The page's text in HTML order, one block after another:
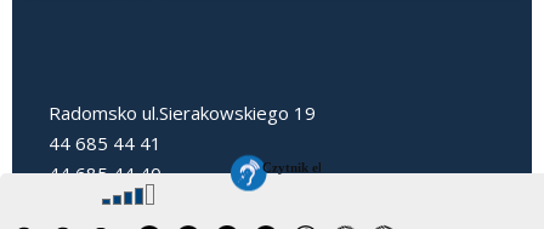
Radomsko ul.Sierakowskiego 19
44 685 44 41
44 685 44 40
dyrektorpp3@radomsko.pl